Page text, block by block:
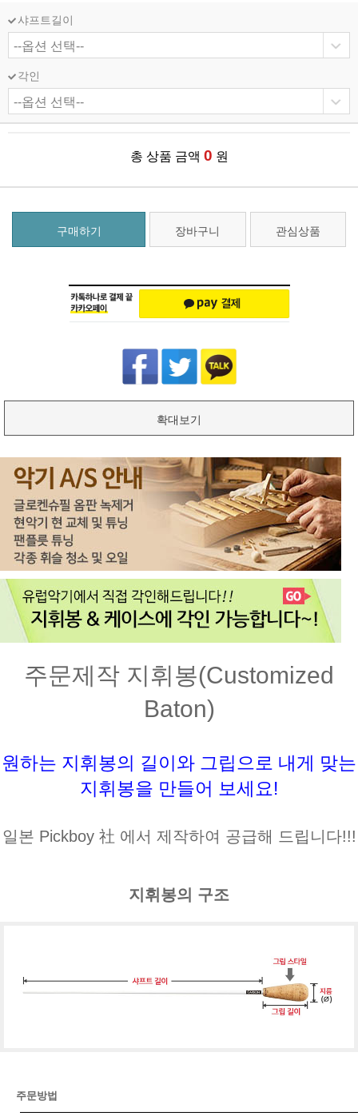
샤프트길이
각인
총 상품 금액 0 원
구매하기 장바구니 관심상품
확대보기
주문제작 지휘봉(Customized
Baton)
원하는 지휘봉의 길이와 그립으로 내게 맞는
지휘봉을 만들어 보세요!
일본 Pickboy 社 에서 제작하여 공급해 드립니다!!!
지휘봉의 구조
주문방법